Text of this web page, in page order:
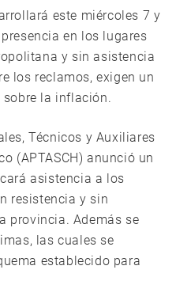
este miércoles 7 y
en los lugares
y sin asistencia
los reclamos, exigen un
sobre la inflación.
Técnicos y Auxiliares
(APTASCH) anunció un
asistencia a los
resistencia y sin
provincia. Además se
las cuales se
establecido para